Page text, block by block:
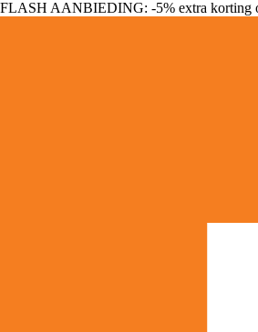
FLASH AANBIEDING: -5% extra korting